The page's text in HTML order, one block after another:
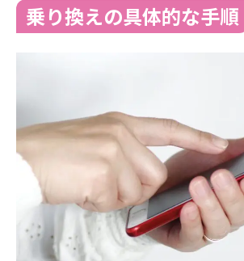
乗り換えの具体的な手順